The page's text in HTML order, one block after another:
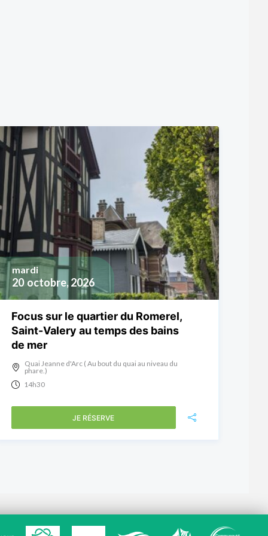
20 octobre, 2026
mardi
Focus sur le quartier du Romerel,
Saint-Valery au temps des bains
de mer
Quai Jeanne d'Arc ( Au bout du quai au niveau du
phare.)
14h30
JE RÉSERVE